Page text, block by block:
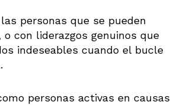
personas que se pueden
con liderazgos genuinos que
indeseables cuando el bucle
personas activas en causas